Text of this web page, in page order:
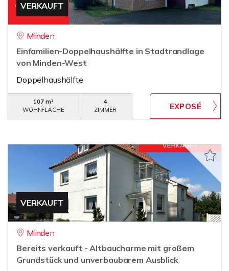
VERKAUFT
Minden
Einfamilien-Doppelhaushälfte in Stadtrandlage
von Minden-West
Doppelhaushälfte
107 m²
WOHNFLÄCHE
4
ZIMMER
VERKAUFT
Minden
Bereits verkauft - Altbaucharme mit großem
Grundstück und unverbaubarem Ausblick